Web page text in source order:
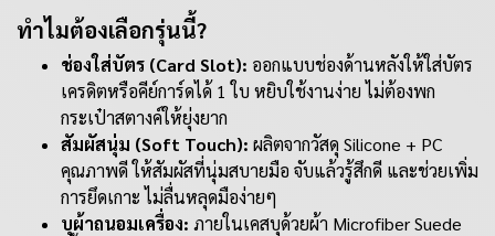
ทำไมต้องเลือกรุ่นนี้?
ช่องใส่บัตร (Card Slot): ออกแบบช่องด้านหลังให้ใส่บัตร
เครดิตหรือคีย์การ์ดได้ 1 ใบ หยิบใช้งานง่าย ไม่ต้องพก
กระเป๋าสตางค์ให้ยุ่งยาก
สัมผัสนุ่ม (Soft Touch): ผลิตจากวัสดุ Silicone + PC
คุณภาพดี ให้สัมผัสที่นุ่มสบายมือ จับแล้วรู้สึกดี และช่วยเพิ่ม
การยึดเกาะ ไม่ลื่นหลุดมือง่ายๆ
บุผ้าถนอมเครื่อง: ภายในเคสบุด้วยผ้า Microfiber Suede